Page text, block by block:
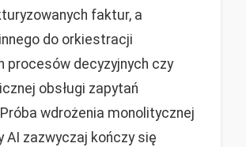
faktur, a
do orkiestracji
procesów decyzyjnych czy
obsługi zapytań
wdrożenia monolitycznej
AI zazwyczaj kończy się